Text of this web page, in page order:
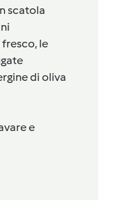
scatola
le
di oliva
e